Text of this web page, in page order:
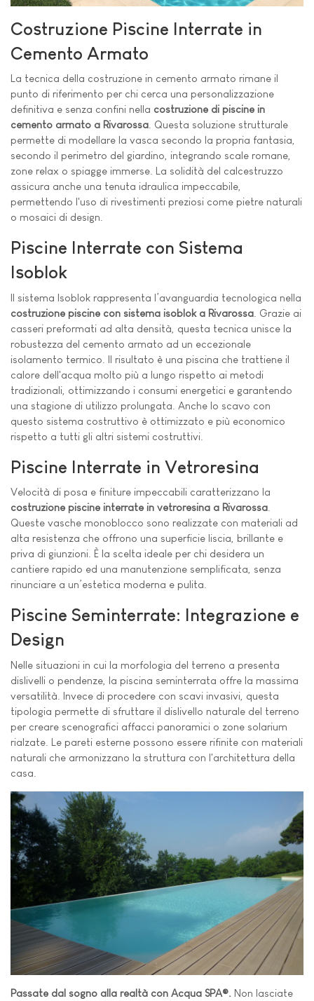
Costruzione Piscine Interrate in
Cemento Armato
La tecnica della costruzione in cemento armato rimane il
punto di riferimento per chi cerca una personalizzazione
definitiva e senza confini nella costruzione di piscine in
cemento armato a Rivarossa. Questa soluzione strutturale
permette di modellare la vasca secondo la propria fantasia,
secondo il perimetro del giardino, integrando scale romane,
zone relax o spiagge immerse. La solidità del calcestruzzo
assicura anche una tenuta idraulica impeccabile,
permettendo l'uso di rivestimenti preziosi come pietre naturali
o mosaici di design.
Piscine Interrate con Sistema
Isoblok
Il sistema Isoblok rappresenta l’avanguardia tecnologica nella
costruzione piscine con sistema isoblok a Rivarossa . Grazie ai
casseri preformati ad alta densità, questa tecnica unisce la
robustezza del cemento armato ad un eccezionale
isolamento termico. Il risultato è una piscina che trattiene il
calore dell'acqua molto più a lungo rispetto ai metodi
tradizionali, ottimizzando i consumi energetici e garantendo
una stagione di utilizzo prolungata. Anche lo scavo con
questo sistema costruttivo è ottimizzato e più economico
rispetto a tutti gli altri sistemi costruttivi.
Piscine Interrate in Vetroresina
Velocità di posa e finiture impeccabili caratterizzano la
costruzione piscine interrate in vetroresina a Rivarossa.
Queste vasche monoblocco sono realizzate con materiali ad
alta resistenza che offrono una superficie liscia, brillante e
priva di giunzioni. È la scelta ideale per chi desidera un
cantiere rapido ed una manutenzione semplificata, senza
rinunciare a un’estetica moderna e pulita.
Piscine Seminterrate: Integrazione e
Design
Nelle situazioni in cui la morfologia del terreno a presenta
dislivelli o pendenze, la piscina seminterrata offre la massima
versatilità. Invece di procedere con scavi invasivi, questa
tipologia permette di sfruttare il dislivello naturale del terreno
per creare scenografici affacci panoramici o zone solarium
rialzate. Le pareti esterne possono essere rifinite con materiali
naturali che armonizzano la struttura con l'architettura della
casa.
Passate dal sogno alla realtà con Acqua SPA®. Non lasciate